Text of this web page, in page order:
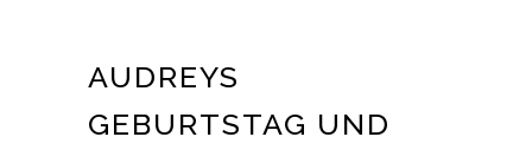
AUDREYS
GEBURTSTAG UND